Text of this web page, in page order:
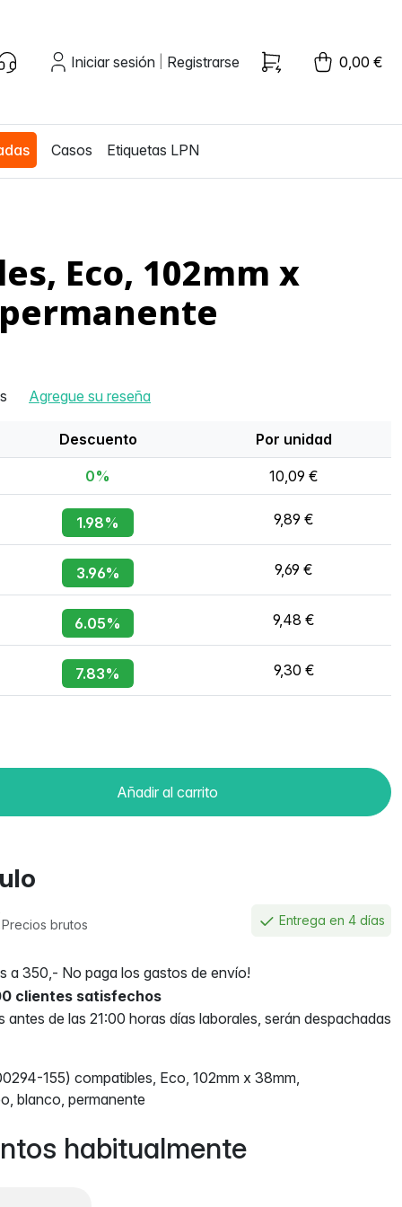
Iniciar sesión Registrarse 0,00 €
Casos Etiquetas LPN
Eco, 102mm x
Agregue su reseña
Descuento Por unidad
0% 10,09 €
1.98% 9,89 €
3.96% 9,69 €
6.05% 9,48 €
7.83% 9,30 €
Añadir al carrito
Precios brutos Entrega en 4 días
a 350,- No paga los gastos de envío!
clientes satisfechos
de las 21:00 horas días laborales, serán despachadas
155) compatibles, Eco, 102mm x 38mm,
blanco, permanente
habitualmente